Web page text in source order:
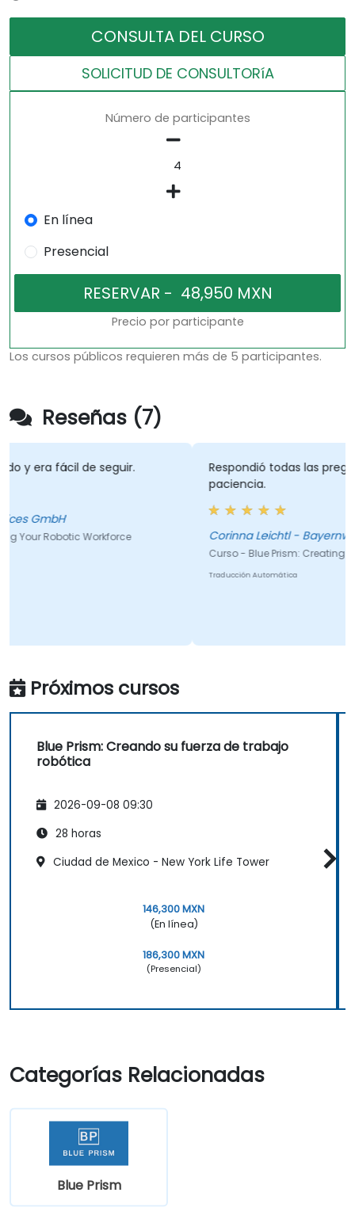
CONSULTA DEL CURSO
SOLICITUD DE CONSULTORíA
Número de participantes
En línea
Presencial
Precio por participante
Los cursos públicos requieren más de 5 participantes.
Reseñas (7)
de seguir.
Workforce
Respondió todas las preguntas muy
Corinna Leichtl - Bayernwerk Netz GmbH
Curso - Blue Prism: Creating Your Robotic
Traducción Automática
Próximos cursos
Blue Prism: Creando su fuerza de trabajo
robótica
2026-09-08 09:30
28 horas
Ciudad de Mexico - New York Life Tower
146,300 MXN
(En línea)
186,300 MXN
(Presencial)
Categorías Relacionadas
Blue Prism